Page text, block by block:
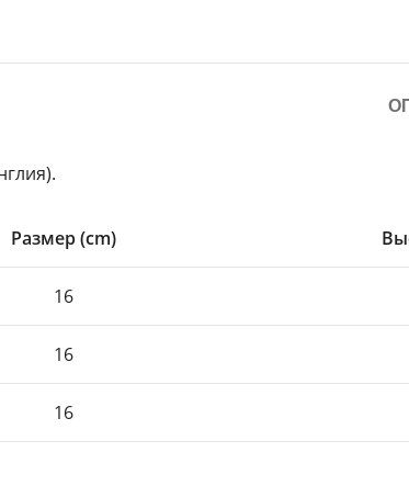
Размер (cm)
16
16
16